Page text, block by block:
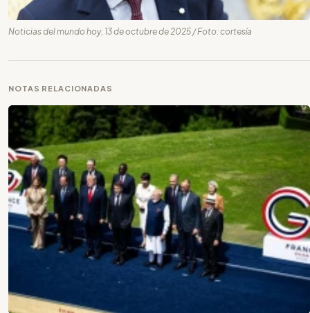
Noticias del mundo hoy, 13 de octubre de 2025 / Foto: cortesía
NOTAS RELACIONADAS